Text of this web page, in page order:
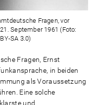
Fragen, vor
September 1961 (Foto:
SA 3.0)
Fragen, Ernst
in beiden
als Voraussetzung
Eine solche
und